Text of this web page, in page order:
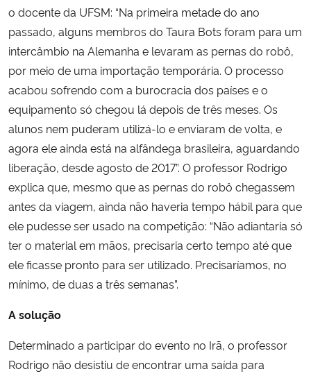
o docente da UFSM: “Na primeira metade do ano
passado, alguns membros do Taura Bots foram para um
intercâmbio na Alemanha e levaram as pernas do robô,
por meio de uma importação temporária. O processo
acabou sofrendo com a burocracia dos países e o
equipamento só chegou lá depois de três meses. Os
alunos nem puderam utilizá-lo e enviaram de volta, e
agora ele ainda está na alfândega brasileira, aguardando
liberação, desde agosto de 2017”. O professor Rodrigo
explica que, mesmo que as pernas do robô chegassem
antes da viagem, ainda não haveria tempo hábil para que
ele pudesse ser usado na competição: “Não adiantaria só
ter o material em mãos, precisaria certo tempo até que
ele ficasse pronto para ser utilizado. Precisaríamos, no
mínimo, de duas a três semanas”.
A solução
Determinado a participar do evento no Irã, o professor
Rodrigo não desistiu de encontrar uma saída para